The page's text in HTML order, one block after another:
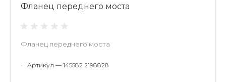
Фланец переднего моста
Фланец переднего моста
• Артикул — 145582 2198828